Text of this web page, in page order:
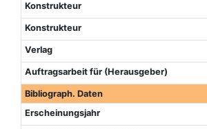
Konstrukteur
Konstrukteur
Verlag
Auftragsarbeit für (Herausgeber)
Bibliograph. Daten
Erscheinungsjahr